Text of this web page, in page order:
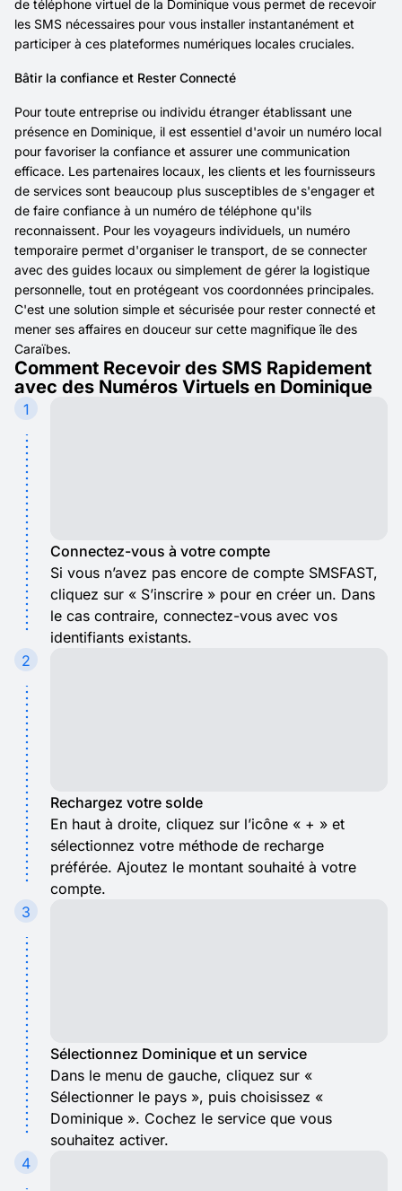
de téléphone virtuel de la Dominique vous permet de recevoir
les SMS nécessaires pour vous installer instantanément et
participer à ces plateformes numériques locales cruciales.
Bâtir la confiance et Rester Connecté
Pour toute entreprise ou individu étranger établissant une
présence en Dominique, il est essentiel d'avoir un numéro local
pour favoriser la confiance et assurer une communication
efficace. Les partenaires locaux, les clients et les fournisseurs
de services sont beaucoup plus susceptibles de s'engager et
de faire confiance à un numéro de téléphone qu'ils
reconnaissent. Pour les voyageurs individuels, un numéro
temporaire permet d'organiser le transport, de se connecter
avec des guides locaux ou simplement de gérer la logistique
personnelle, tout en protégeant vos coordonnées principales.
C'est une solution simple et sécurisée pour rester connecté et
mener ses affaires en douceur sur cette magnifique île des
Caraïbes.
Comment Recevoir des SMS Rapidement
avec des Numéros Virtuels en Dominique
1
Connectez-vous à votre compte
Si vous n’avez pas encore de compte SMSFAST,
cliquez sur « S’inscrire » pour en créer un. Dans
le cas contraire, connectez-vous avec vos
identifiants existants.
2
Rechargez votre solde
En haut à droite, cliquez sur l’icône « + » et
sélectionnez votre méthode de recharge
préférée. Ajoutez le montant souhaité à votre
compte.
3
Sélectionnez Dominique et un service
Dans le menu de gauche, cliquez sur «
Sélectionner le pays », puis choisissez «
Dominique ». Cochez le service que vous
souhaitez activer.
4